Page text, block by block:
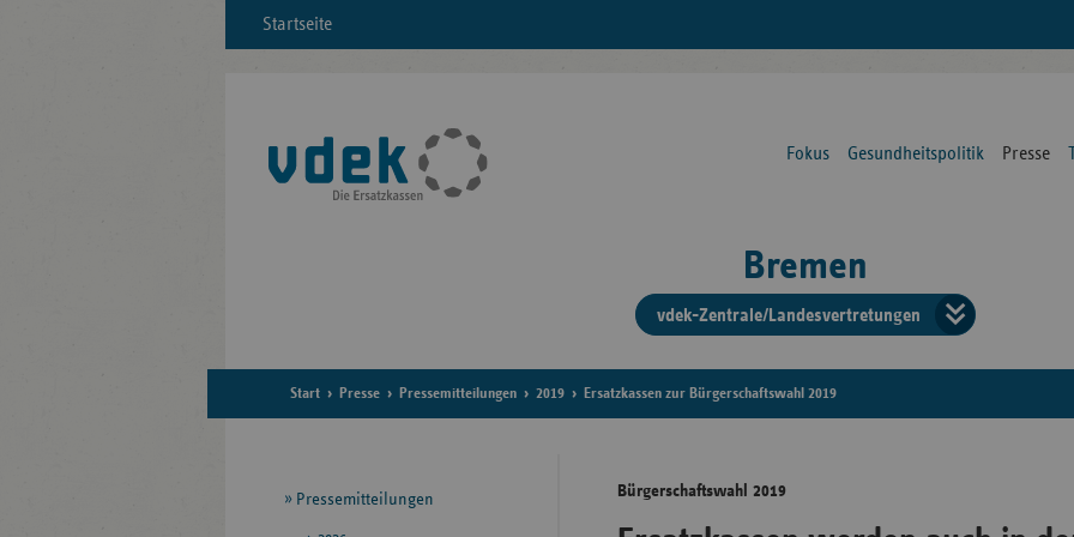
Startseite
Fokus Gesundheitspolitik Presse
Bremen
vdek-Zentrale/Landesvertretungen
der
Start Presse Pressemitteilungen 2019 Ersatzkassen zur Bürgerschaftswahl 2019
Bürgerschaftswahl 2019
Seitennavigation
Pressemitteilungen